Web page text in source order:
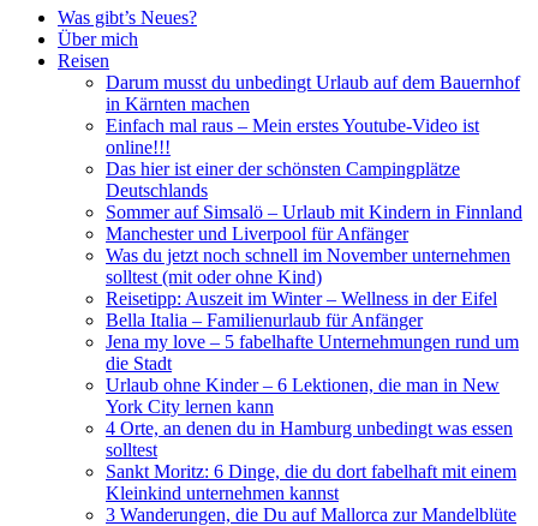
Was gibt’s Neues?
Über mich
Reisen
Darum musst du unbedingt Urlaub auf dem Bauernhof
in Kärnten machen
Einfach mal raus – Mein erstes Youtube-Video ist
online!!!
Das hier ist einer der schönsten Campingplätze
Deutschlands
Sommer auf Simsalö – Urlaub mit Kindern in Finnland
Manchester und Liverpool für Anfänger
Was du jetzt noch schnell im November unternehmen
solltest (mit oder ohne Kind)
Reisetipp: Auszeit im Winter – Wellness in der Eifel
Bella Italia – Familienurlaub für Anfänger
Jena my love – 5 fabelhafte Unternehmungen rund um
die Stadt
Urlaub ohne Kinder – 6 Lektionen, die man in New
York City lernen kann
4 Orte, an denen du in Hamburg unbedingt was essen
solltest
Sankt Moritz: 6 Dinge, die du dort fabelhaft mit einem
Kleinkind unternehmen kannst
3 Wanderungen, die Du auf Mallorca zur Mandelblüte